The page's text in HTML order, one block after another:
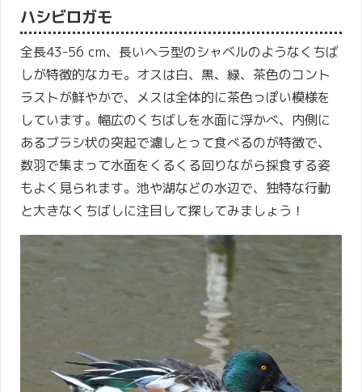
ハシビロガモ
全長43-56 cm、長いヘラ型のシャベルのようなくちば
しが特徴的なカモ。オスは白、黒、緑、茶色のコント
ラストが鮮やかで、メスは全体的に茶色っぽい模様を
しています。幅広のくちばしを水面に浮かべ、内側に
あるブラシ状の突起で濾しとって食べるのが特徴で、
数羽で集まって水面をくるくる回りながら採食する姿
もよく見られます。池や湖などの水辺で、独特な行動
と大きなくちばしに注目して探してみましょう！